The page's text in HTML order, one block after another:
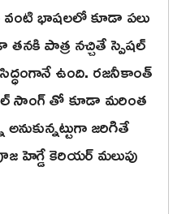
వంటి భాషలలో కూడా పలు
పాత్ర నచ్చితే స్పెషల్
ఉంది. రజనీకాంత్
సాంగ్ తో కూడా మరింత
జరిగితే
హెగ్డే కెరియర్ మలుపు